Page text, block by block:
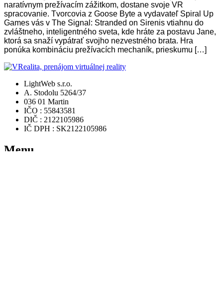
naratívnym prežívacím zážitkom, dostane svoje VR
spracovanie. Tvorcovia z Goose Byte a vydavateľ Spiral Up
Games vás v The Signal: Stranded on Sirenis vtiahnu do
zvláštneho, inteligentného sveta, kde hráte za postavu Jane,
ktorá sa snaží vypátrať svojho nezvestného brata. Hra
ponúka kombináciu prežívacích mechaník, prieskumu […]
LightWeb s.r.o.
A. Stodolu 5264/37
036 01 Martin
IČO : 55843581
DIČ : 2122105986
IČ DPH : SK2122105986
Menu